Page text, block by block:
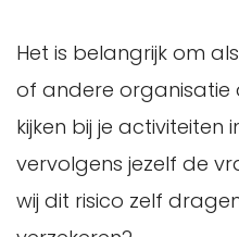
Het is belangrijk om
of andere organisatie
kijken bij je activiteiten
vervolgens jezelf de
wij dit risico zelf